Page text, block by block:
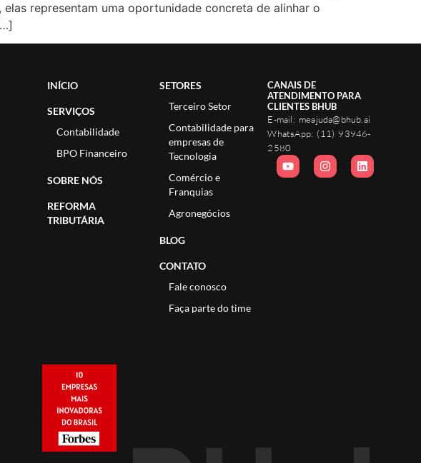
representam uma oportunidade concreta de alinhar o
INÍCIO
SERVIÇOS
Contabilidade
BPO Financeiro
SOBRE NÓS
REFORMA
TRIBUTÁRIA
SETORES
Terceiro Setor
Contabilidade para
empresas de
Tecnologia
Comércio e
Franquias
Agronegócios
BLOG
CONTATO
Fale conosco
Faça parte do time
CANAIS DE
ATENDIMENTO PARA
CLIENTES BHUB
E-mail: meajuda@bhub.ai
WhatsApp: (11) 93946-
2580